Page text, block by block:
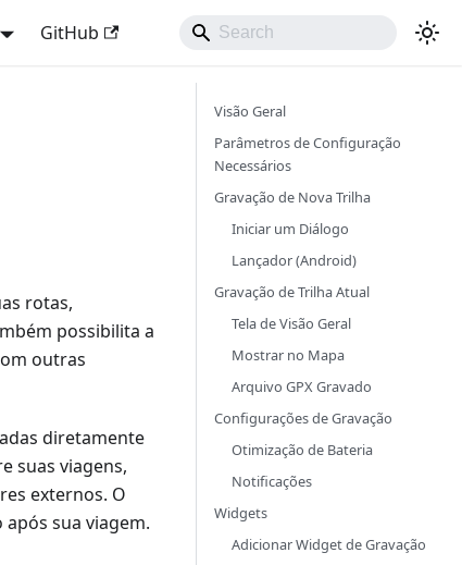
GitHub
rotas,
possibilita a
outras
diretamente
suas viagens,
externos. O
sua viagem.
Visão Geral
Parâmetros de Configuração
Necessários
Gravação de Nova Trilha
Iniciar um Diálogo
Lançador (Android)
Gravação de Trilha Atual
Tela de Visão Geral
Mostrar no Mapa
Arquivo GPX Gravado
Configurações de Gravação
Otimização de Bateria
Notificações
Widgets
Adicionar Widget de Gravação